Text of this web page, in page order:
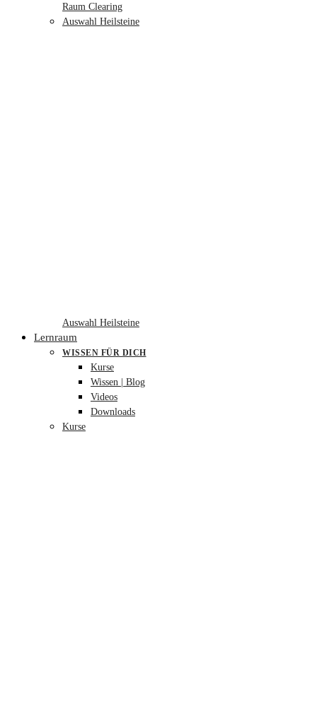
Raum Clearing
Auswahl Heilsteine
Auswahl Heilsteine
Lernraum
WISSEN FÜR DICH
Kurse
Wissen | Blog
Videos
Downloads
Kurse